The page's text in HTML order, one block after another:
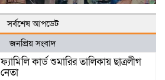
সর্বশেষ আপডেট
জনপ্রিয় সংবাদ
ফ্যামিলি কার্ড শুমারির তালিকায় ছাত্রলীগ
নেতা